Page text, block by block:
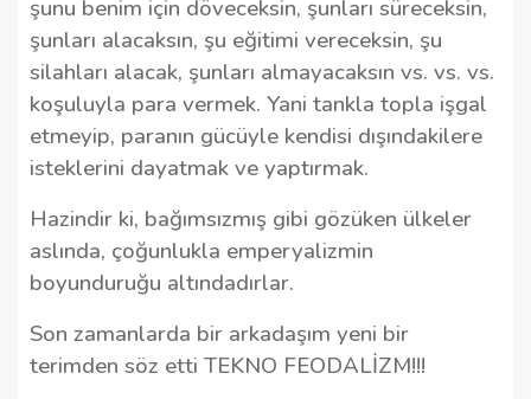
şunu benim için döveceksin, şunları süreceksin,
şunları alacaksın, şu eğitimi vereceksin, şu
silahları alacak, şunları almayacaksın vs. vs. vs.
koşuluyla para vermek. Yani tankla topla işgal
etmeyip, paranın gücüyle kendisi dışındakilere
isteklerini dayatmak ve yaptırmak.
Hazindir ki, bağımsızmış gibi gözüken ülkeler
aslında, çoğunlukla emperyalizmin
boyunduruğu altındadırlar.
Son zamanlarda bir arkadaşım yeni bir
terimden söz etti TEKNO FEODALİZM!!!